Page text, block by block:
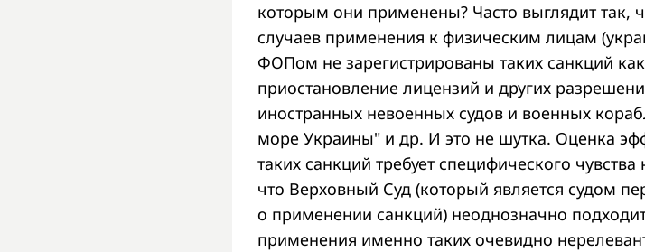
которым они применены? Часто выглядит так,
случаев применения к физическим лицам
ФОПом не зарегистрированы таких санкций
приостановление лицензий и других
иностранных невоенных судов и военных
море Украины" и др. И это не шутка. Оценка
таких санкций требует специфического
что Верховный Суд (который является судом
о применении санкций) неоднозначно
применения именно таких очевидно